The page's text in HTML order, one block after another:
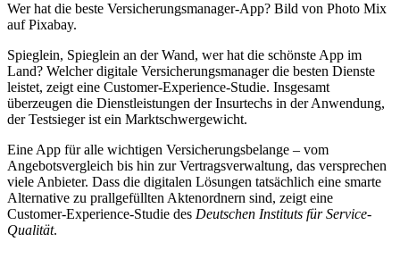
Wer hat die beste Versicherungsmanager-App? Bild von Photo Mix
auf Pixabay.
Spieglein, Spieglein an der Wand, wer hat die schönste App im
Land? Welcher digitale Versicherungsmanager die besten Dienste
leistet, zeigt eine Customer-Experience-Studie. Insgesamt
überzeugen die Dienstleistungen der Insurtechs in der Anwendung,
der Testsieger ist ein Marktschwergewicht.
Eine App für alle wichtigen Versicherungsbelange – vom
Angebotsvergleich bis hin zur Vertragsverwaltung, das versprechen
viele Anbieter. Dass die digitalen Lösungen tatsächlich eine smarte
Alternative zu prallgefüllten Aktenordnern sind, zeigt eine
Customer-Experience-Studie des Deutschen Instituts für Service-
Qualität.